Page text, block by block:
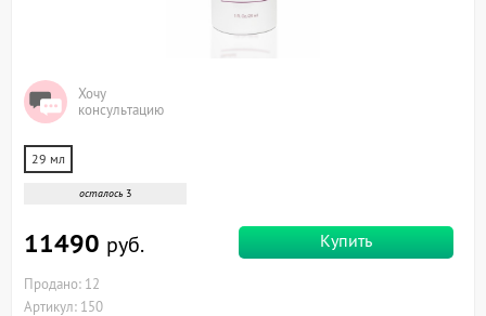
Хочу
консультацию
29 мл
осталось 3
11490 руб. Купить
Продано: 12
Артикул: 150